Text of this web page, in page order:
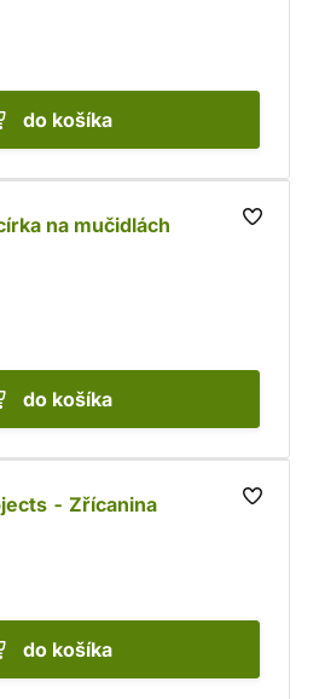
do košíka
na mučidlách
do košíka
- Zřícanina
do košíka